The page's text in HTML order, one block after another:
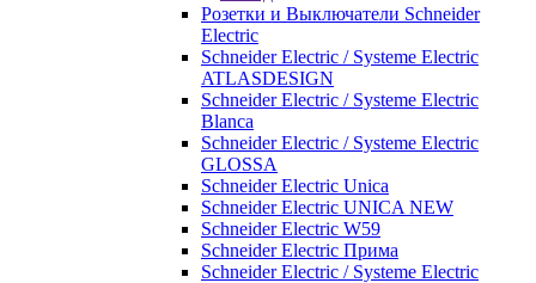
Розетки и Выключатели Schneider
Electric
Schneider Electric / Systeme Electric
ATLASDESIGN
Schneider Electric / Systeme Electric
Blanca
Schneider Electric / Systeme Electric
GLOSSA
Schneider Electric Unica
Schneider Electric UNICA NEW
Schneider Electric W59
Schneider Electric Прима
Schneider Electric / Systeme Electric